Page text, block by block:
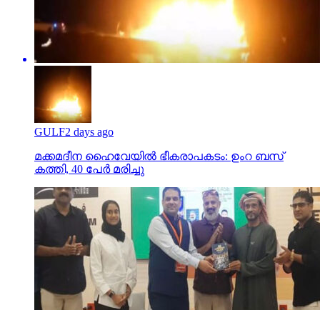
GULF2 days ago
മക്കമദീന ഹൈവേയില്‍ ഭീകരാപകടം: ഉംറ ബസ്
കത്തി, 40 പേര്‍ മരിച്ചു